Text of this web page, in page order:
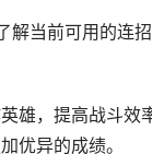
解当前可用的连
雄，提高战斗效
优异的成绩。